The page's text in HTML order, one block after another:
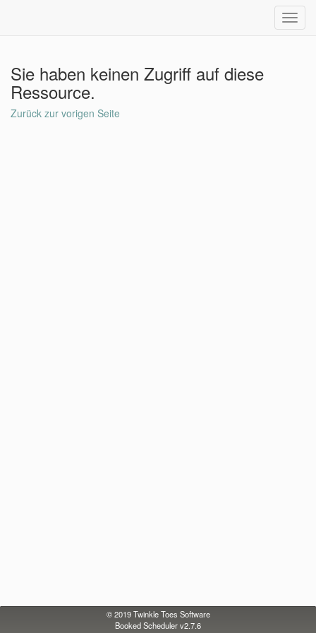
Sie haben keinen Zugriff auf diese
Ressource.
Zurück zur vorigen Seite
© 2019Twinkle Toes Software
Booked Scheduler v2.7.6